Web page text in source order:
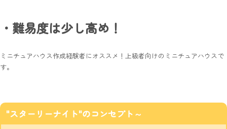
・難易度は少し高め！
ミニチュアハウス作成経験者にオススメ！上級者向けのミニチュアハウスで
す。
"スターリーナイト"のコンセプト～